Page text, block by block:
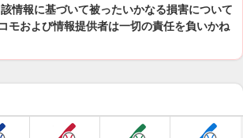
情報に基づいて被ったいかなる損害について
モおよび情報提供者は一切の責任を負いかね